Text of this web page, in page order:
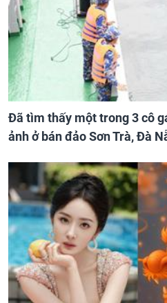
Đã tìm thấy một trong 3 cô
ảnh ở bán đảo Sơn Trà, Đà